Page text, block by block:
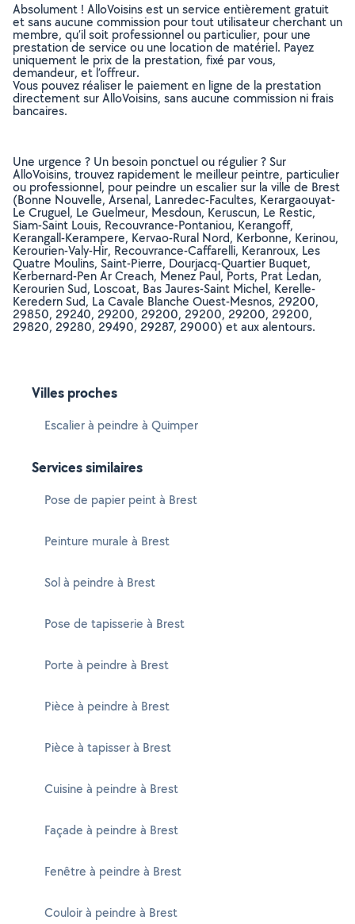
Absolument ! AlloVoisins est un service entièrement gratuit
et sans aucune commission pour tout utilisateur cherchant un
membre, qu’il soit professionnel ou particulier, pour une
prestation de service ou une location de matériel. Payez
uniquement le prix de la prestation, fixé par vous,
demandeur, et l’offreur.
Vous pouvez réaliser le paiement en ligne de la prestation
directement sur AlloVoisins, sans aucune commission ni frais
bancaires.
Une urgence ? Un besoin ponctuel ou régulier ? Sur
AlloVoisins, trouvez rapidement le meilleur peintre, particulier
ou professionnel, pour peindre un escalier sur la ville de Brest
(Bonne Nouvelle, Arsenal, Lanredec-Facultes, Kerargaouyat-
Le Cruguel, Le Guelmeur, Mesdoun, Keruscun, Le Restic,
Siam-Saint Louis, Recouvrance-Pontaniou, Kerangoff,
Kerangall-Kerampere, Kervao-Rural Nord, Kerbonne, Kerinou,
Kerourien-Valy-Hir, Recouvrance-Caffarelli, Keranroux, Les
Quatre Moulins, Saint-Pierre, Dourjacq-Quartier Buquet,
Kerbernard-Pen Ar Creach, Menez Paul, Ports, Prat Ledan,
Kerourien Sud, Loscoat, Bas Jaures-Saint Michel, Kerelle-
Keredern Sud, La Cavale Blanche Ouest-Mesnos, 29200,
29850, 29240, 29200, 29200, 29200, 29200, 29200,
29820, 29280, 29490, 29287, 29000) et aux alentours.
Villes proches
Escalier à peindre à Quimper
Services similaires
Pose de papier peint à Brest
Peinture murale à Brest
Sol à peindre à Brest
Pose de tapisserie à Brest
Porte à peindre à Brest
Pièce à peindre à Brest
Pièce à tapisser à Brest
Cuisine à peindre à Brest
Façade à peindre à Brest
Fenêtre à peindre à Brest
Couloir à peindre à Brest